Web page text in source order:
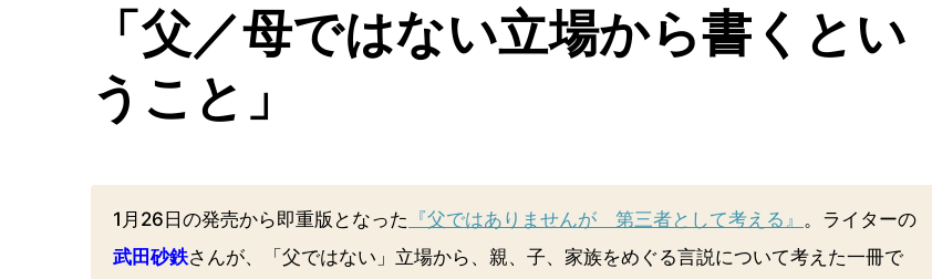
「父／母ではない立場から書くとい
うこと」
1月26日の発売から即重版となった 『父ではありませんが 第三者として考える』 。ライターの
武田砂鉄さんが、「父ではない」立場から、親、子、家族をめぐる言説について考えた一冊で